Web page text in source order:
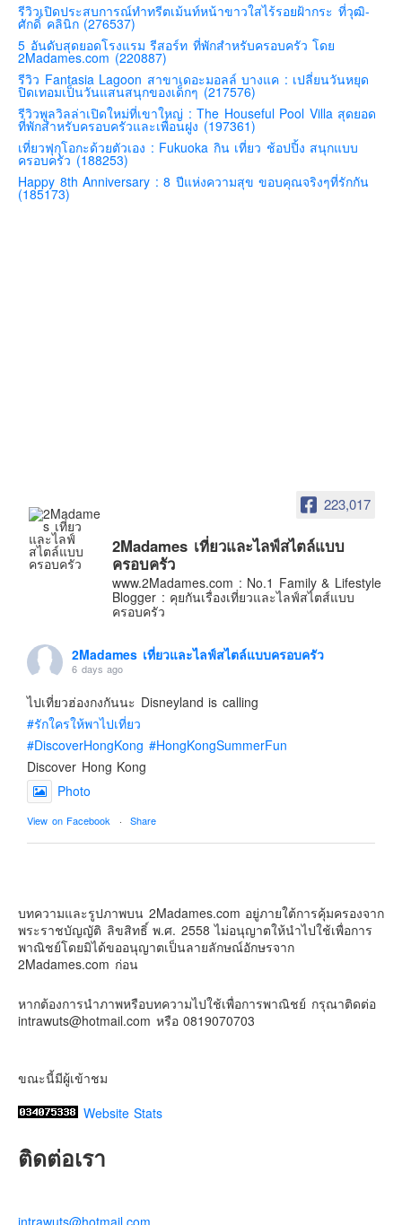
ญี่ปุ่น
คันโต-โตเกียวและรอบๆ
คันไซ-โอซาก้า เกียวโต
คิวชู – ฟุกุโอกะ ซางะ เปปปุ ยุฟุอิน นางาซากิ
ฟูจิ
ฮอกไกโด
เอเชีย
สิงคโปร์
ไต้หวัน
ฟิลิปปินส์
ออสเตรเลีย
ร้านอร่อย
บทความครอบครัว
Beauty Review
รีวิวสายการบิน
Products & Applications
Events & PR News
About Us
Contact & Support Us
รีวิวเปิดประสบการณ์ทำทรีตเม้นท์หน้าขาวใสไร้รอยฝ้ากระ ที่วุฒิ-
ศักดิ์ คลินิก (276537)
5 อันดับสุดยอดโรงแรม รีสอร์ท ที่พักสำหรับครอบครัว โดย
2Madames.com (220887)
รีวิว Fantasia Lagoon สาขาเดอะมอลล์ บางแค : เปลี่ยนวันหยุด
ปิดเทอมเป็นวันแสนสนุกของเด็กๆ (217576)
รีวิวพูลวิลล่าเปิดใหม่ที่เขาใหญ่ : The Houseful Pool Villa สุดยอด
ที่พักสำหรับครอบครัวและเพื่อนฝูง (197361)
เที่ยวฟุกุโอกะด้วยตัวเอง : Fukuoka กิน เที่ยว ช้อปปิ้ง สนุกแบบ
ครอบครัว (188253)
Happy 8th Anniversary : 8 ปีแห่งความสุข ขอบคุณจริงๆที่รักกัน
(185173)
223,017
2Madames เที่ยวและไลฟ์สไตล์แบบ
ครอบครัว
www.2Madames.com : No.1 Family & Lifestyle
Blogger : คุยกันเรื่องเที่ยวและไลฟ์สไตส์แบบ
ครอบครัว
2Madames เที่ยวและไลฟ์สไตล์แบบครอบครัว
6 days ago
ไปเที่ยวฮ่องกงกันนะ Disneyland is calling
#รักใครให้พาไปเที่ยว
#DiscoverHongKong #HongKongSummerFun
Discover Hong Kong
Photo
View on Facebook · Share
เตรียมไว้หนวด ถอยปืนลูกซอง
#น้องเกรซ #ลูกสาวเราเป็นสาวแล้ว
Photo
บทความและรูปภาพบน 2Madames.com อยู่ภายใต้การคุ้มครองจาก
พระราชบัญญัติ ลิขสิทธิ์ พ.ศ. 2558 ไม่อนุญาตให้นำไปใช้เพื่อการ
พาณิชย์โดยมิได้ขออนุญาตเป็นลายลักษณ์อักษรจาก
2Madames.com ก่อน
หากต้องการนำภาพหรือบทความไปใช้เพื่อการพาณิชย์ กรุณาติดต่อ
intrawuts@hotmail.com หรือ 0819070703
ขณะนี้มีผู้เข้าชม
Website Stats
ติดต่อเรา